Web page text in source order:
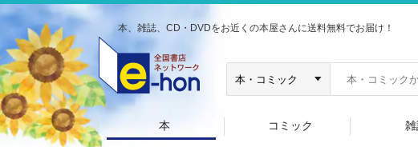
本、雑誌、CD・DVDをお近くの本屋さんに送料無料でお届け！
本 コミック